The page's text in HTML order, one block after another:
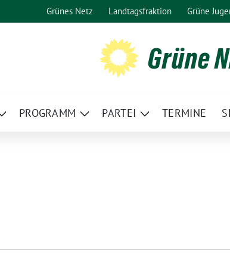
Grünes Netz Landtagsfraktion Grüne
Grüne
Zeige
PROGRAMM
Zeige
PARTEI
Zeige
TERMINE